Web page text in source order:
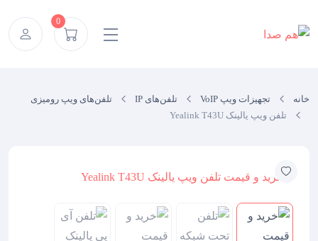
0
خانه تجهیزات ویپ VoIP تلفن‌های IP
تلفن‌های ویپ رومیزی
تلفن ویپ یالینک Yealink T43U